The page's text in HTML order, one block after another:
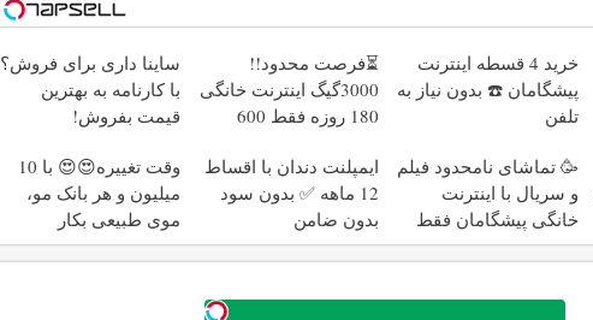
خرید 4 قسطه اینترنت
پیشگامان ☎️ بدون نیاز به
تلفن
⏳فرصت محدود!!
3000گیگ اینترنت خانگی
180 روزه فقط 600
ساینا داری برای فروش؟
با کارنامه به بهترین
قیمت بفروش!
🥳 تماشای نامحدود فیلم
و سریال با اینترنت
خانگی پیشگامان فقط
ماهی 100
ایمپلنت دندان با اقساط
12 ماهه ✅ بدون سود
بدون ضامن
وقت تغییره😍😍 با 10
میلیون و هر بانک مو،
موی طبیعی بکار